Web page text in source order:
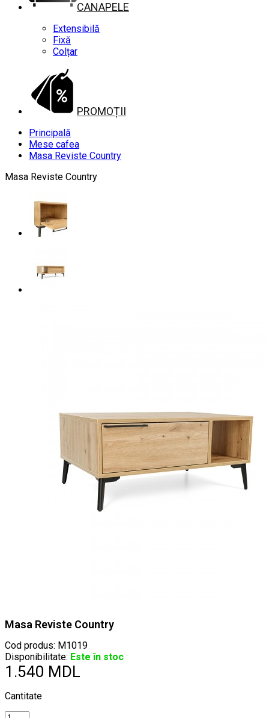
CANAPELE
Extensibilă
Fixă
Colțar
PROMOȚII
Principală
Mese cafea
Masa Reviste Country
Masa Reviste Country
Masa Reviste Country
Cod produs: M1019
Disponibilitate: Este în stoc
1.540 MDL
Cantitate